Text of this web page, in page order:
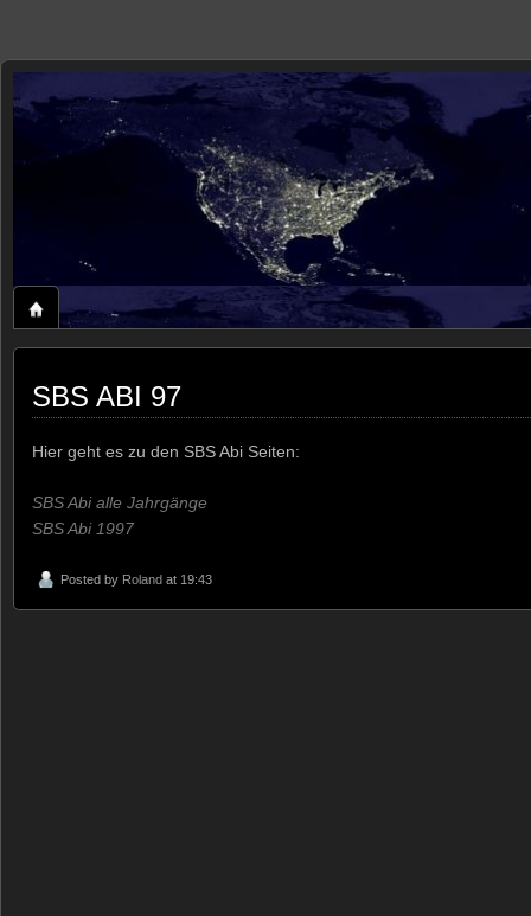
zaxxon
ROLAND'S HOME ON THE WEB
SBS ABI 97
Hier geht es zu den SBS Abi Seiten:
SBS Abi alle Jahrgänge
SBS Abi 1997
Posted by Roland at 19:43